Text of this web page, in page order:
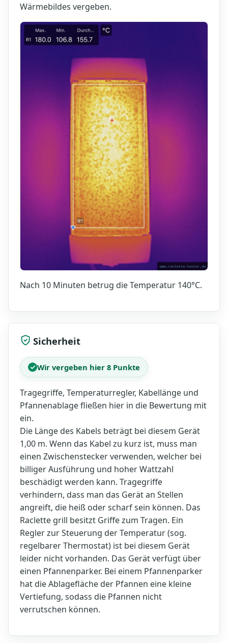
Wärmebildes vergeben.
Nach 10 Minuten betrug die Temperatur 140°C.
Sicherheit
Wir vergeben hier 8 Punkte
Tragegriffe, Temperaturregler, Kabellänge und
Pfannenablage fließen hier in die Bewertung mit
ein.
Die Länge des Kabels beträgt bei diesem Gerät
1,00 m. Wenn das Kabel zu kurz ist, muss man
einen Zwischenstecker verwenden, welcher bei
billiger Ausführung und hoher Wattzahl
beschädigt werden kann. Tragegriffe
verhindern, dass man das Gerät an Stellen
angreift, die heiß oder scharf sein können. Das
Raclette grill besitzt Griffe zum Tragen. Ein
Regler zur Steuerung der Temperatur (sog.
regelbarer Thermostat) ist bei diesem Gerät
leider nicht vorhanden. Das Gerät verfügt über
einen Pfannenparker. Bei einem Pfannenparker
hat die Ablagefläche der Pfannen eine kleine
Vertiefung, sodass die Pfannen nicht
verrutschen können.